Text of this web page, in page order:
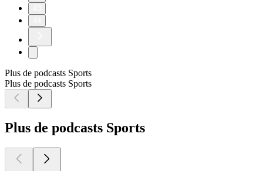
Plus de podcasts Sports
Plus de podcasts Sports
Plus de podcasts Sports